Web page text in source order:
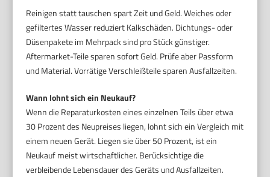
Reinigen statt tauschen spart Zeit und Geld. Weiches oder
gefiltertes Wasser reduziert Kalkschäden. Dichtungs- oder
Düsenpakete im Mehrpack sind pro Stück günstiger.
Aftermarket-Teile sparen sofort Geld. Prüfe aber Passform
und Material. Vorrätige Verschleißteile sparen Ausfallzeiten.
Wann lohnt sich ein Neukauf?
Wenn die Reparaturkosten eines einzelnen Teils über etwa
30 Prozent des Neupreises liegen, lohnt sich ein Vergleich mit
einem neuen Gerät. Liegen sie über 50 Prozent, ist ein
Neukauf meist wirtschaftlicher. Berücksichtige die
verbleibende Lebensdauer des Geräts und Ausfallzeiten.